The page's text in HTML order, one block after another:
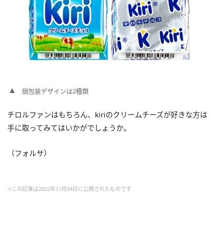
個包装デザインは2種類
チロルファンはもちろん、kiriのクリームチーズが好きな方は
手に取ってみてはいかがでしょうか。
（フォルサ）
※この記事は2022年11月04日に公開されたものです